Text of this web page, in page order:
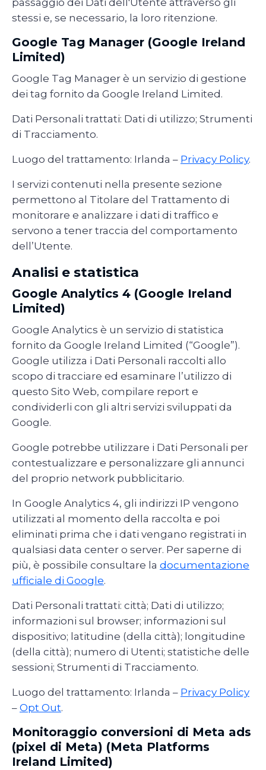
passaggio dei Dati dell'Utente attraverso gli
stessi e, se necessario, la loro ritenzione.
Google Tag Manager (Google Ireland
Limited)
Google Tag Manager è un servizio di gestione
dei tag fornito da Google Ireland Limited.
Dati Personali trattati: Dati di utilizzo; Strumenti
di Tracciamento.
Luogo del trattamento: Irlanda – Privacy Policy.
I servizi contenuti nella presente sezione
permettono al Titolare del Trattamento di
monitorare e analizzare i dati di traffico e
servono a tener traccia del comportamento
dell’Utente.
Analisi e statistica
Google Analytics 4 (Google Ireland
Limited)
Google Analytics è un servizio di statistica
fornito da Google Ireland Limited (“Google”).
Google utilizza i Dati Personali raccolti allo
scopo di tracciare ed esaminare l’utilizzo di
questo Sito Web, compilare report e
condividerli con gli altri servizi sviluppati da
Google.
Google potrebbe utilizzare i Dati Personali per
contestualizzare e personalizzare gli annunci
del proprio network pubblicitario.
In Google Analytics 4, gli indirizzi IP vengono
utilizzati al momento della raccolta e poi
eliminati prima che i dati vengano registrati in
qualsiasi data center o server. Per saperne di
più, è possibile consultare la documentazione
ufficiale di Google.
Dati Personali trattati: città; Dati di utilizzo;
informazioni sul browser; informazioni sul
dispositivo; latitudine (della città); longitudine
(della città); numero di Utenti; statistiche delle
sessioni; Strumenti di Tracciamento.
Luogo del trattamento: Irlanda – Privacy Policy
– Opt Out.
Monitoraggio conversioni di Meta ads
(pixel di Meta) (Meta Platforms
Ireland Limited)